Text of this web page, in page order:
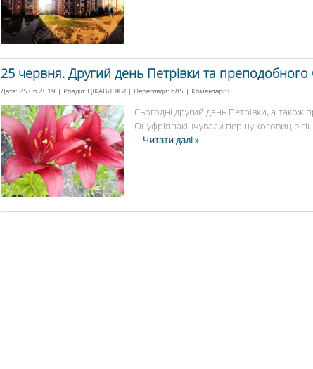
25 червня. Другий день Петрівки та
Дата: 25.06.2019 | Розділ: ЦІКАВИНКИ | Перегляди: 685 | Коментарі: 0
Сьогодні другий день Петрівки, а
Онуфрія закінчували першу косовицю
... Читати далі »